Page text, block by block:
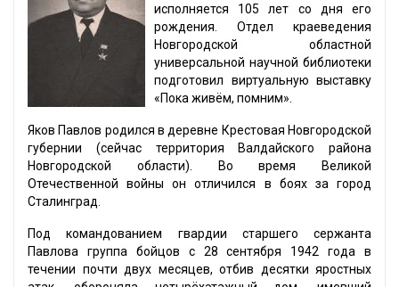
исполняется 105 лет со дня его
рождения. Отдел краеведения
Новгородской областной
универсальной научной библиотеки
подготовил виртуальную выставку
«Пока живём, помним».
Яков Павлов родился в деревне Крестовая Новгородской
губернии (сейчас территория Валдайского района
Новгородской области). Во время Великой
Отечественной войны он отличился в боях за город
Сталинград.
Под командованием гвардии старшего сержанта
Павлова группа бойцов с 28 сентября 1942 года в
течении почти двух месяцев, отбив десятки яростных